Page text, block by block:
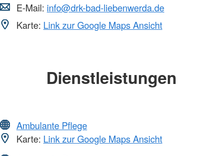
E-Mail: info@drk-bad-liebenwerda.de
Karte: Link zur Google Maps Ansicht
Dienstleistungen
Ambulante Pflege
Karte: Link zur Google Maps Ansicht